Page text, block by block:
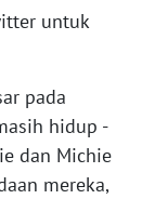
untuk
pada
hidup -
dan Michie
mereka,